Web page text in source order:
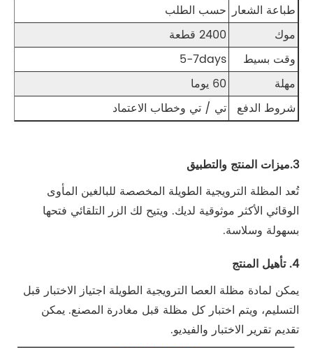
طباعة الشعار حسب الطلب
موك
2400 قطعة
وقت بسيط
5-7days
مهلة
60 يوما
شروط الدفع
تي / تي وخطاب الاعتماد
3.ميزات المنتج والتطبيق
تُعد المظلة الترويجية الطويلة المخصصة للبالغين المأوى
الوقائي الأكثر موثوقية لديك. ويتيح لك الزر التلقائي فتحها
بسهولة وسلاسة.
4. تأهيل المنتج
يمكن لمادة مظلة العصا الترويجية الطويلة اجتياز الاختبار قبل
التسليم، ويتم اختبار كل مظلة قبل مغادرة المصنع. يمكن
تقديم تقرير الاختبار والفيديو.